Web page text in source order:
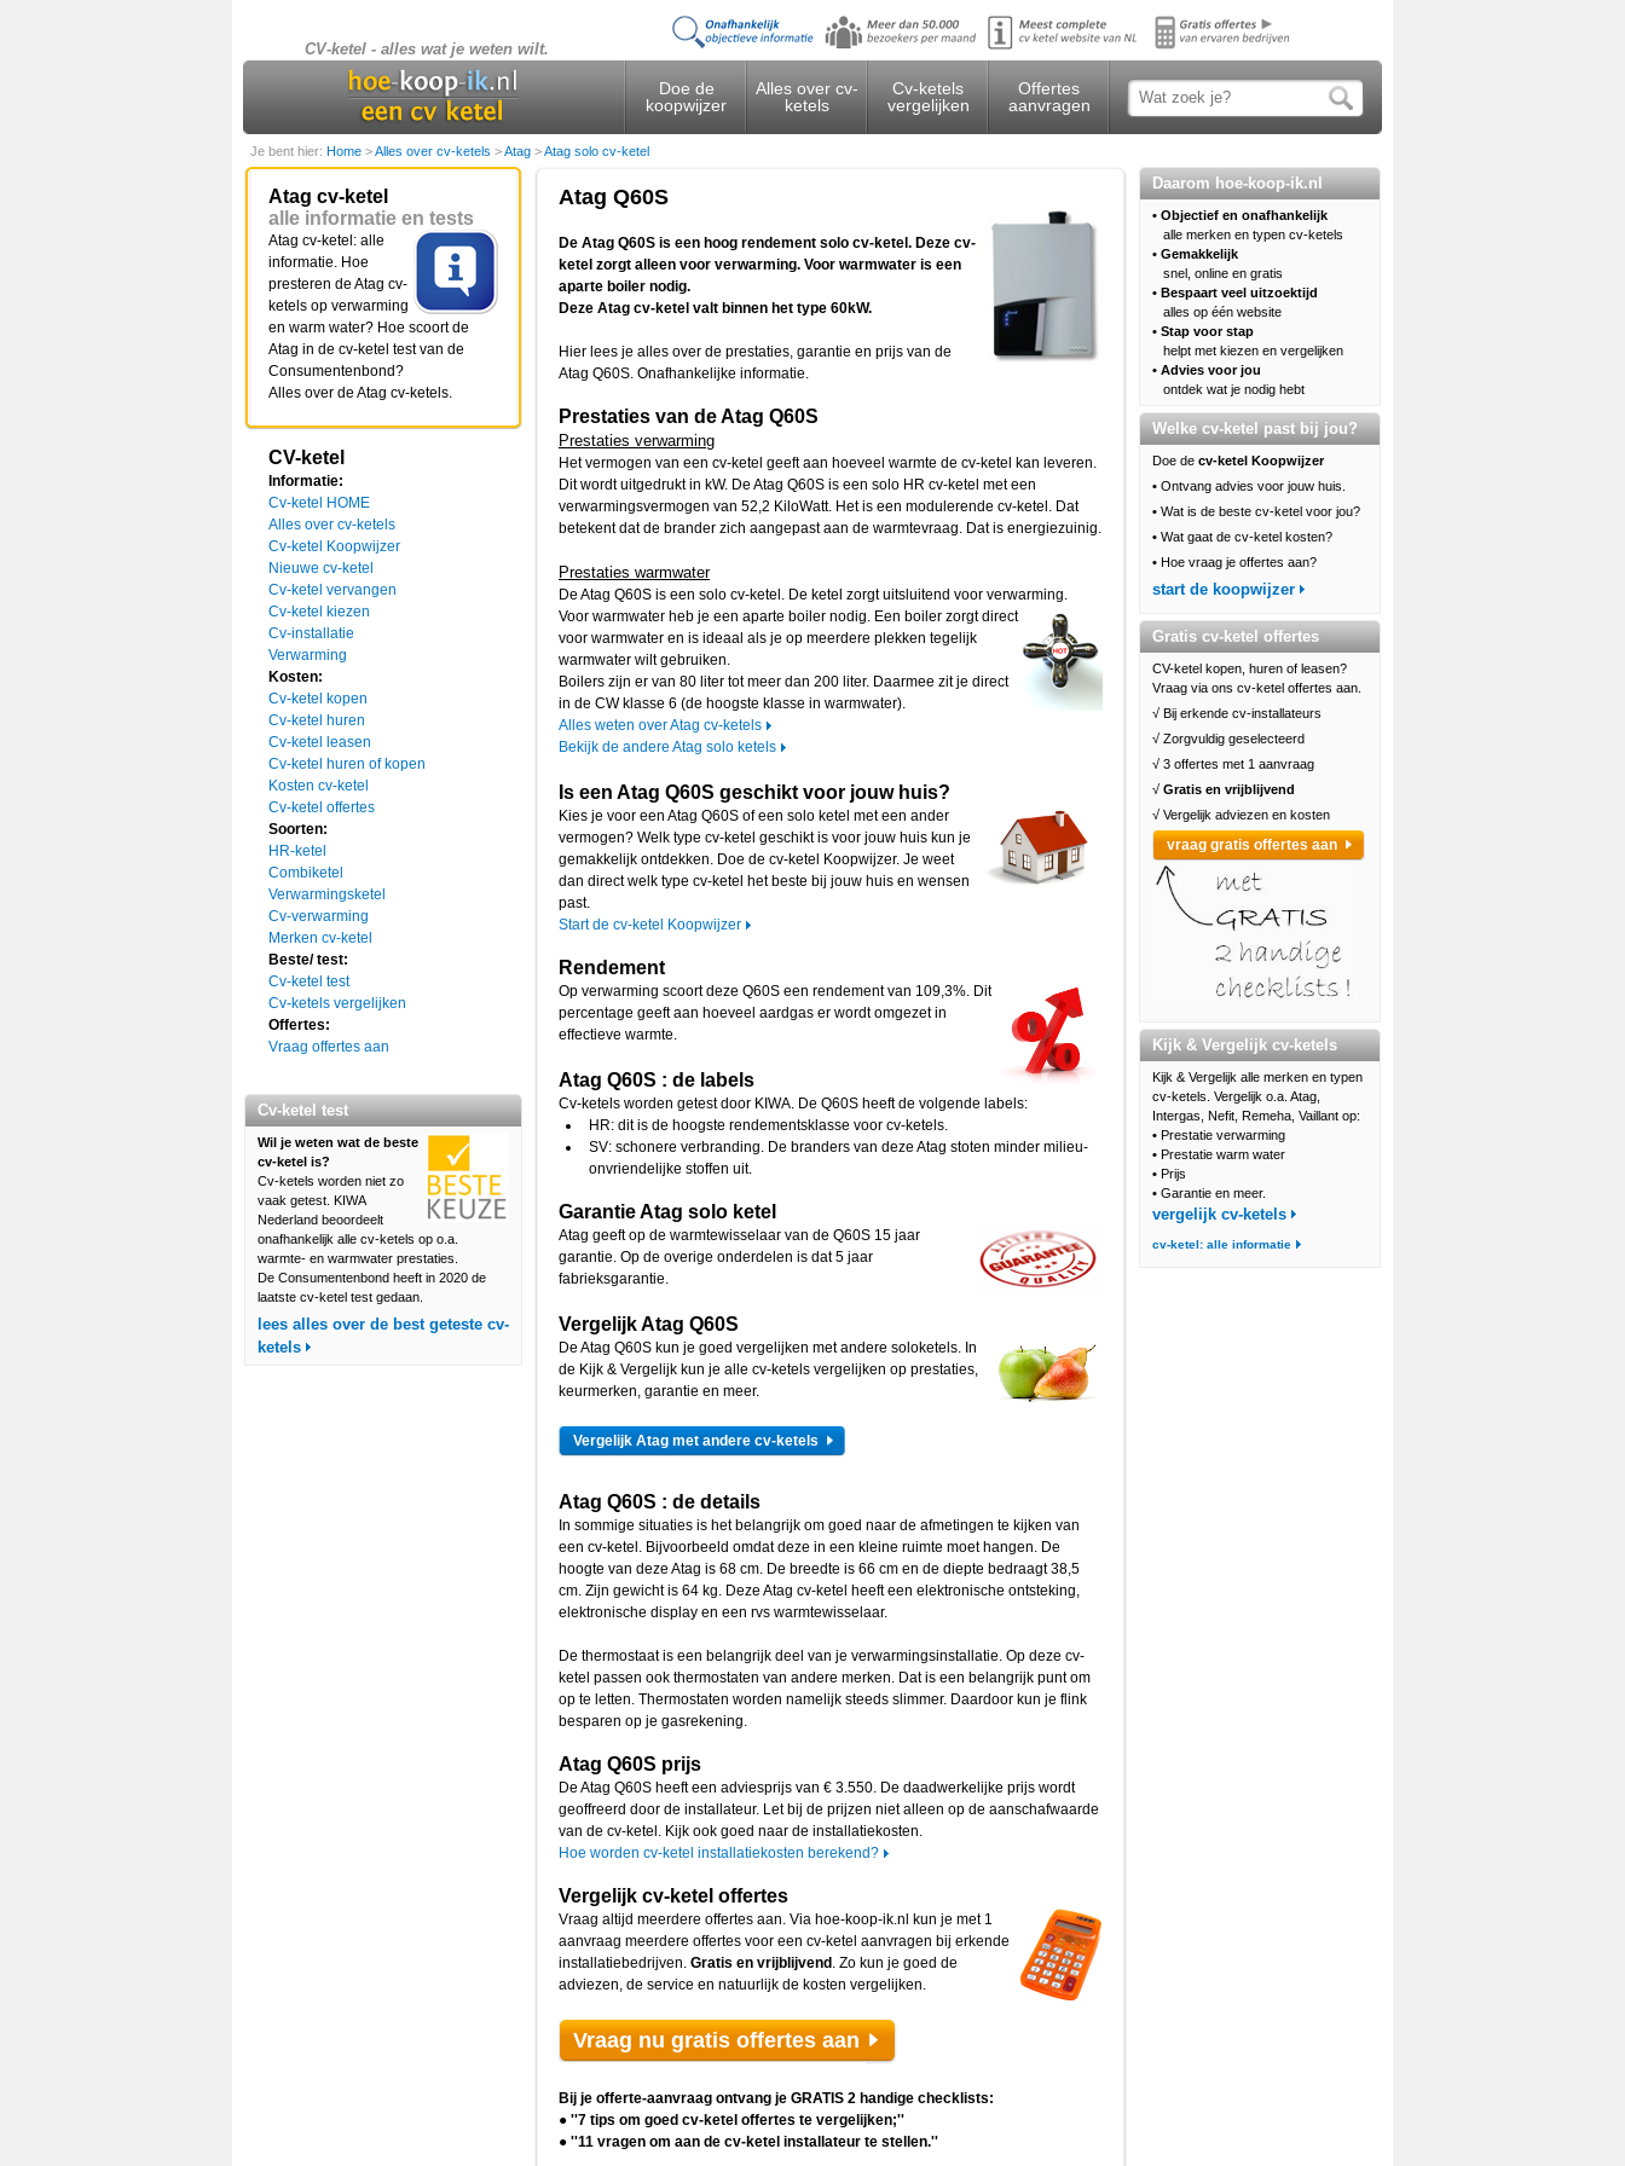
CV-ketel - alles wat je weten wilt.
Doe de
koopwijzer
Alles over cv-
ketels
Cv-ketels
vergelijken
Offertes
aanvragen
Je bent hier: Home >Alles over cv-ketels >Atag >Atag solo cv-ketel
Atag cv-ketel
alle informatie en tests
Atag cv-ketel: alle
informatie. Hoe
presteren de Atag cv-
ketels op verwarming
en warm water? Hoe scoort de
Atag in de cv-ketel test van de
Consumentenbond?
Alles over de Atag cv-ketels.
CV-ketel
Informatie:
Cv-ketel HOME
Alles over cv-ketels
Cv-ketel Koopwijzer
Nieuwe cv-ketel
Cv-ketel vervangen
Cv-ketel kiezen
Cv-installatie
Verwarming
Kosten:
Cv-ketel kopen
Cv-ketel huren
Cv-ketel leasen
Cv-ketel huren of kopen
Kosten cv-ketel
Cv-ketel offertes
Soorten:
HR-ketel
Combiketel
Verwarmingsketel
Cv-verwarming
Merken cv-ketel
Beste/ test:
Cv-ketel test
Cv-ketels vergelijken
Offertes:
Vraag offertes aan
Cv-ketel test
Wil je weten wat de beste
cv-ketel is?
Cv-ketels worden niet zo
vaak getest. KIWA
Nederland beoordeelt
onafhankelijk alle cv-ketels op o.a.
warmte- en warmwater prestaties.
De Consumentenbond heeft in 2020 de
laatste cv-ketel test gedaan.
lees alles over de best geteste cv-
ketels
Atag Q60S
De Atag Q60S is een hoog rendement solo cv-ketel. Deze cv-
ketel zorgt alleen voor verwarming. Voor warmwater is een
aparte boiler nodig.
Deze Atag cv-ketel valt binnen het type 60kW.
Hier lees je alles over de prestaties, garantie en prijs van de
Atag Q60S. Onafhankelijke informatie.
Prestaties van de Atag Q60S
Prestaties verwarming
Het vermogen van een cv-ketel geeft aan hoeveel warmte de cv-ketel kan leveren.
Dit wordt uitgedrukt in kW. De Atag Q60S is een solo HR cv-ketel met een
verwarmingsvermogen van 52,2 KiloWatt. Het is een modulerende cv-ketel. Dat
betekent dat de brander zich aangepast aan de warmtevraag. Dat is energiezuinig.
Prestaties warmwater
De Atag Q60S is een solo cv-ketel. De ketel zorgt uitsluitend voor verwarming.
Voor warmwater heb je een aparte boiler nodig. Een boiler zorgt direct
voor warmwater en is ideaal als je op meerdere plekken tegelijk
warmwater wilt gebruiken.
Boilers zijn er van 80 liter tot meer dan 200 liter. Daarmee zit je direct
in de CW klasse 6 (de hoogste klasse in warmwater).
Alles weten over Atag cv-ketels
Bekijk de andere Atag solo ketels
Is een Atag Q60S geschikt voor jouw huis?
Kies je voor een Atag Q60S of een solo ketel met een ander
vermogen? Welk type cv-ketel geschikt is voor jouw huis kun je
gemakkelijk ontdekken. Doe de cv-ketel Koopwijzer. Je weet
dan direct welk type cv-ketel het beste bij jouw huis en wensen
past.
Start de cv-ketel Koopwijzer
Rendement
Op verwarming scoort deze Q60S een rendement van 109,3%. Dit
percentage geeft aan hoeveel aardgas er wordt omgezet in
effectieve warmte.
Atag Q60S : de labels
Cv-ketels worden getest door KIWA. De Q60S heeft de volgende labels:
HR: dit is de hoogste rendementsklasse voor cv-ketels.
SV: schonere verbranding. De branders van deze Atag stoten minder milieu-
onvriendelijke stoffen uit.
Garantie Atag solo ketel
Atag geeft op de warmtewisselaar van de Q60S 15 jaar
garantie. Op de overige onderdelen is dat 5 jaar
fabrieksgarantie.
Vergelijk Atag Q60S
De Atag Q60S kun je goed vergelijken met andere soloketels. In
de Kijk & Vergelijk kun je alle cv-ketels vergelijken op prestaties,
keurmerken, garantie en meer.
Vergelijk Atag met andere cv-ketels
Atag Q60S : de details
In sommige situaties is het belangrijk om goed naar de afmetingen te kijken van
een cv-ketel. Bijvoorbeeld omdat deze in een kleine ruimte moet hangen. De
hoogte van deze Atag is 68 cm. De breedte is 66 cm en de diepte bedraagt 38,5
cm. Zijn gewicht is 64 kg. Deze Atag cv-ketel heeft een elektronische ontsteking,
elektronische display en een rvs warmtewisselaar.
De thermostaat is een belangrijk deel van je verwarmingsinstallatie. Op deze cv-
ketel passen ook thermostaten van andere merken. Dat is een belangrijk punt om
op te letten. Thermostaten worden namelijk steeds slimmer. Daardoor kun je flink
besparen op je gasrekening.
Atag Q60S prijs
De Atag Q60S heeft een adviesprijs van € 3.550. De daadwerkelijke prijs wordt
geoffreerd door de installateur. Let bij de prijzen niet alleen op de aanschafwaarde
van de cv-ketel. Kijk ook goed naar de installatiekosten.
Hoe worden cv-ketel installatiekosten berekend?
Vergelijk cv-ketel offertes
Vraag altijd meerdere offertes aan. Via hoe-koop-ik.nl kun je met 1
aanvraag meerdere offertes voor een cv-ketel aanvragen bij erkende
installatiebedrijven. Gratis en vrijblijvend . Zo kun je goed de
adviezen, de service en natuurlijk de kosten vergelijken.
Vraag nu gratis offertes aan
Bij je offerte-aanvraag ontvang je GRATIS 2 handige checklists:
● ''7 tips om goed cv-ketel offertes te vergelijken;''
● ''11 vragen om aan de cv-ketel installateur te stellen.''
Daarom hoe-koop-ik.nl
• Objectief en onafhankelijk
alle merken en typen cv-ketels
• Gemakkelijk
snel, online en gratis
• Bespaart veel uitzoektijd
alles op één website
• Stap voor stap
helpt met kiezen en vergelijken
• Advies voor jou
ontdek wat je nodig hebt
Welke cv-ketel past bij jou?
Doe de cv-ketel Koopwijzer
• Ontvang advies voor jouw huis.
• Wat is de beste cv-ketel voor jou?
• Wat gaat de cv-ketel kosten?
• Hoe vraag je offertes aan?
start de koopwijzer
Gratis cv-ketel offertes
CV-ketel kopen, huren of leasen?
Vraag via ons cv-ketel offertes aan.
√ Bij erkende cv-installateurs
√ Zorgvuldig geselecteerd
√ 3 offertes met 1 aanvraag
√ Gratis en vrijblijvend
√ Vergelijk adviezen en kosten
vraag gratis offertes aan
Kijk & Vergelijk cv-ketels
Kijk & Vergelijk alle merken en typen
cv-ketels. Vergelijk o.a. Atag,
Intergas, Nefit, Remeha, Vaillant op:
• Prestatie verwarming
• Prestatie warm water
• Prijs
• Garantie en meer.
vergelijk cv-ketels
cv-ketel: alle informatie